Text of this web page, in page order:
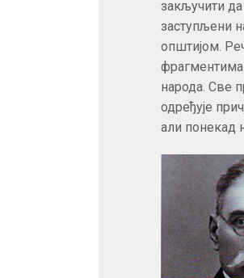
закључити да
заступљени
општијом.
народа. Све
одређује
али понекад